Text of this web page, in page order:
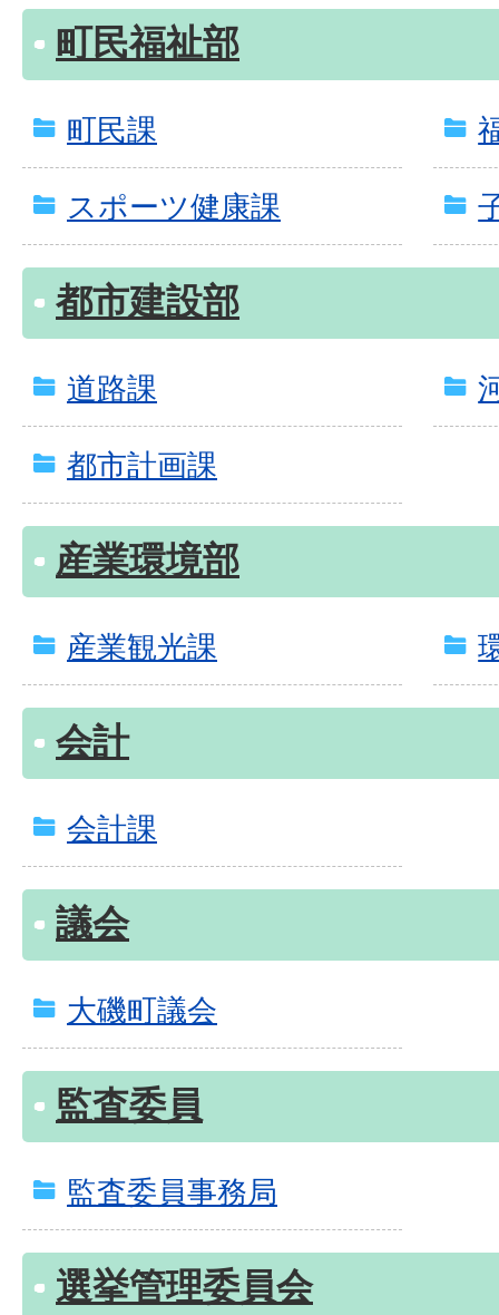
町民福祉部
町民課
スポーツ健康課
都市建設部
道路課
都市計画課
産業環境部
産業観光課
会計
会計課
議会
大磯町議会
監査委員
監査委員事務局
選挙管理委員会